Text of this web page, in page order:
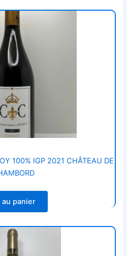
100% IGP 2021 CHÂTEAU DE
panier